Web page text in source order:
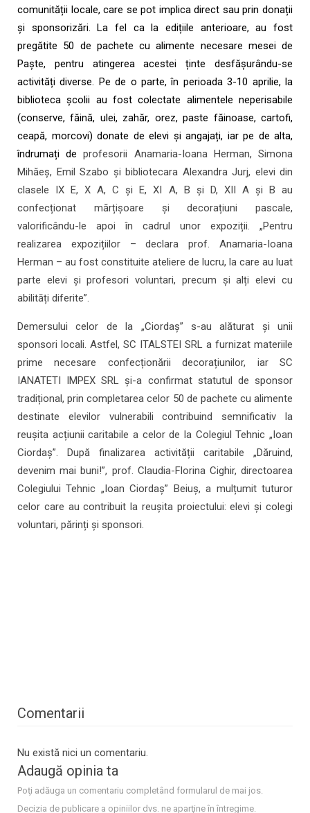
comunității locale, care se pot implica direct sau prin donații
și sponsorizări. La fel ca la edițiile anterioare, au fost
pregătite 50 de pachete cu alimente necesare mesei de
Paște, pentru atingerea acestei ținte desfășurându-se
activități diverse. Pe de o parte, în perioada 3-10 aprilie, la
biblioteca școlii au fost colectate alimentele neperisabile
(conserve, făină, ulei, zahăr, orez, paste făinoase, cartofi,
ceapă, morcovi) donate de elevi și angajați, iar pe de alta,
îndrumați deprofesorii Anamaria-Ioana Herman, Simona
Mihăeș, Emil Szabo și bibliotecara Alexandra Jurj, elevi din
clasele IX E, X A, C și E, XI A, B și D, XII A și B au
confecționat mărțișoare și decorațiuni pascale,
valorificându-le apoi în cadrul unor expoziții. „Pentru
realizarea expozițiilor – declara prof. Anamaria-Ioana
Herman – au fost constituite ateliere de lucru, la care au luat
parte elevi și profesori voluntari, precum și alți elevi cu
abilități diferite”.
Demersului celor de la „Ciordaș” s-au alăturat și unii
sponsori locali. Astfel, SC ITALSTEI SRL a furnizat materiile
prime necesare confecționării decorațiunilor, iar SC
IANATETI IMPEX SRL și-a confirmat statutul de sponsor
tradițional, prin completarea celor 50 de pachete cu alimente
destinate elevilor vulnerabili contribuind semnificativ la
reușita acțiunii caritabile a celor de la Colegiul Tehnic „Ioan
Ciordaș”. După finalizarea activității caritabile „Dăruind,
devenim mai buni!”, prof. Claudia-Florina Cighir, directoarea
Colegiului Tehnic „Ioan Ciordaș” Beiuș, a mulțumit tuturor
celor care au contribuit la reușita proiectului: elevi și colegi
voluntari, părinți și sponsori.
Comentarii
Nu există nici un comentariu.
Adaugă opinia ta
Poţi adăuga un comentariu completând formularul de mai jos.
Decizia de publicare a opiniilor dvs. ne aparţine în întregime.